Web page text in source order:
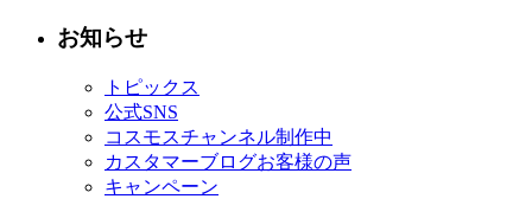
お知らせ
トピックス
公式SNS
コスモスチャンネル制作中
カスタマーブログお客様の声
キャンペーン